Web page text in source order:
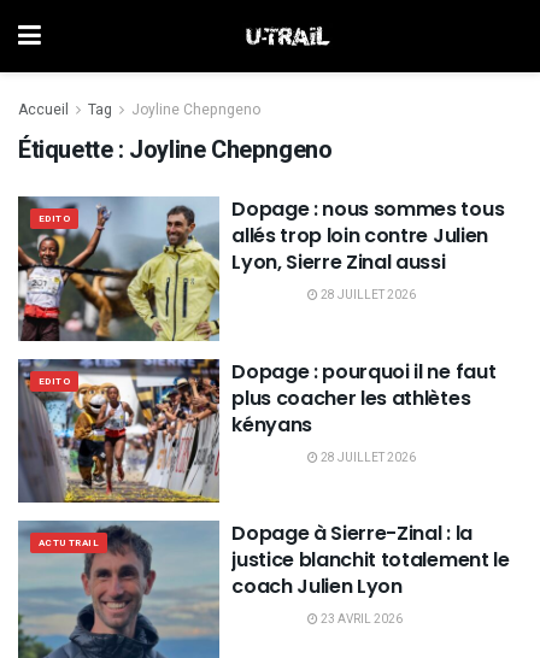
Accueil Tag Joyline Chepngeno
Étiquette : Joyline Chepngeno
EDITO
Dopage : nous sommes tous
allés trop loin contre Julien
Lyon, Sierre Zinal aussi
28 JUILLET 2026
EDITO
Dopage : pourquoi il ne faut
plus coacher les athlètes
kényans
28 JUILLET 2026
ACTU TRAIL
Dopage à Sierre-Zinal : la
justice blanchit totalement le
coach Julien Lyon
23 AVRIL 2026